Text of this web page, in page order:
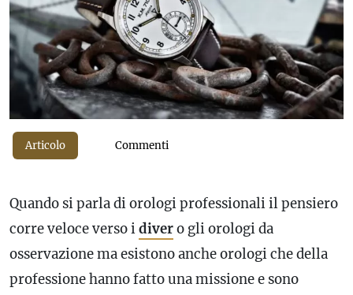
Articolo Commenti
Quando si parla di orologi professionali il pensiero
corre veloce verso idivero gli orologi da
osservazione ma esistono anche orologi che della
professione hanno fatto una missione e sono